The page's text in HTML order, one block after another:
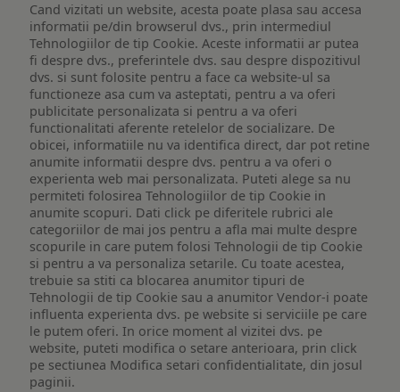
Cand vizitati un website, acesta poate plasa sau accesa
informatii pe/din browserul dvs., prin intermediul
Tehnologiilor de tip Cookie. Aceste informatii ar putea
fi despre dvs., preferintele dvs. sau despre dispozitivul
dvs. si sunt folosite pentru a face ca website-ul sa
functioneze asa cum va asteptati, pentru a va oferi
publicitate personalizata si pentru a va oferi
functionalitati aferente retelelor de socializare. De
obicei, informatiile nu va identifica direct, dar pot retine
anumite informatii despre dvs. pentru a va oferi o
experienta web mai personalizata. Puteti alege sa nu
permiteti folosirea Tehnologiilor de tip Cookie in
anumite scopuri. Dati click pe diferitele rubrici ale
categoriilor de mai jos pentru a afla mai multe despre
scopurile in care putem folosi Tehnologii de tip Cookie
si pentru a va personaliza setarile. Cu toate acestea,
trebuie sa stiti ca blocarea anumitor tipuri de
Tehnologii de tip Cookie sau a anumitor Vendor-i poate
influenta experienta dvs. pe website si serviciile pe care
le putem oferi. In orice moment al vizitei dvs. pe
website, puteti modifica o setare anterioara, prin click
pe sectiunea Modifica setari confidentialitate, din josul
paginii.